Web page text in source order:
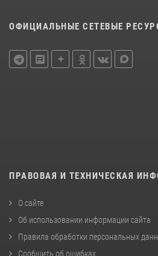
ОФИЦИАЛЬНЫЕ СЕТЕВЫЕ
ПРАВОВАЯ И ТЕХНИЧЕСКАЯ
О сайте
Об использовании информации сайта
Правила обработки персональных
Сообщить об ошибках